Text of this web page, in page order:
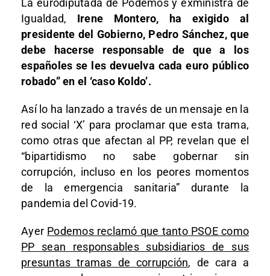
La eurodiputada de Podemos y exministra de
Igualdad, Irene Montero, ha exigido al
presidente del Gobierno, Pedro Sánchez, que
debe hacerse responsable de que a los
españoles se les devuelva cada euro público
robado” en el ‘caso Koldo’.
Así lo ha lanzado a través de un mensaje en la
red social ‘X’ para proclamar que esta trama,
como otras que afectan al PP, revelan que el
“bipartidismo no sabe gobernar sin
corrupción, incluso en los peores momentos
de la emergencia sanitaria” durante la
pandemia del Covid-19.
Ayer Podemos reclamó que tanto PSOE como
PP sean responsables subsidiarios de sus
presuntas tramas de corrupción, de cara a